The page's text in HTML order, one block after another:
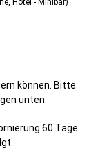
können. Bitte
unten:
60 Tage